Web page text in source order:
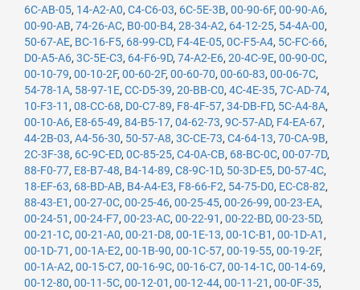
6C-AB-05, 14-A2-A0, C4-C6-03, 6C-5E-3B, 00-90-6F, 00-90-A6,
00-90-AB, 74-26-AC, B0-00-B4, 28-34-A2, 64-12-25, 54-4A-00,
50-67-AE, BC-16-F5, 68-99-CD, F4-4E-05, 0C-F5-A4, 5C-FC-66,
D0-A5-A6, 3C-5E-C3, 64-F6-9D, 74-A2-E6, 20-4C-9E, 00-90-0C,
00-10-79, 00-10-2F, 00-60-2F, 00-60-70, 00-60-83, 00-06-7C,
54-78-1A, 58-97-1E, CC-D5-39, 20-BB-C0, 4C-4E-35, 7C-AD-74,
10-F3-11 , 08-CC-68, D0-C7-89, F8-4F-57, 34-DB-FD, 5C-A4-8A,
00-10-A6, E8-65-49, 84-B5-17, 04-62-73, 9C-57-AD, F4-EA-67,
44-2B-03, A4-56-30, 50-57-A8, 3C-CE-73, C4-64-13, 70-CA-9B,
2C-3F-38, 6C-9C-ED, 0C-85-25, C4-0A-CB, 68-BC-0C, 00-07-7D,
88-F0-77, E8-B7-48, B4-14-89, C8-9C-1D, 50-3D-E5, D0-57-4C,
18-EF-63, 68-BD-AB, B4-A4-E3, F8-66-F2, 54-75-D0, EC-C8-82,
88-43-E1 , 00-27-0C, 00-25-46, 00-25-45, 00-26-99, 00-23-EA,
00-24-51 , 00-24-F7, 00-23-AC, 00-22-91 , 00-22-BD, 00-23-5D,
00-21-1C, 00-21-A0, 00-21-D8, 00-1E-13, 00-1C-B1 , 00-1D-A1 ,
00-1D-71 , 00-1A-E2, 00-1B-90, 00-1C-57, 00-19-55, 00-19-2F,
00-1A-A2, 00-15-C7, 00-16-9C, 00-16-C7, 00-14-1C, 00-14-69,
00-12-80, 00-11-5C, 00-12-01 , 00-12-44, 00-11-21 , 00-0F-35,